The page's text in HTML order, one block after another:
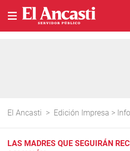
El Ancasti > Edición Impresa >
LAS MADRES QUE SEGUIRÁN